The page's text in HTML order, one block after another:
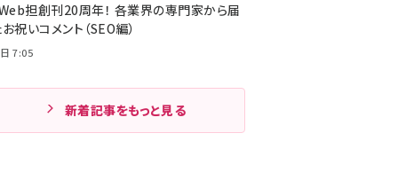
担創刊20周年！ 各業界の専門家から届
祝いコメント（SEO編）
7:05
新着記事をもっと見る